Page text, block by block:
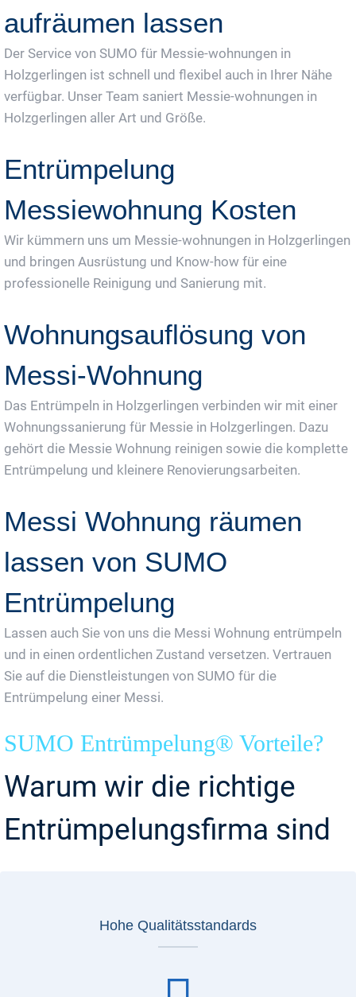
aufräumen lassen
Der Service von SUMO für Messie-wohnungen in
Holzgerlingen ist schnell und flexibel auch in Ihrer Nähe
verfügbar. Unser Team saniert Messie-wohnungen in
Holzgerlingen aller Art und Größe.
Entrümpelung
Messiewohnung Kosten
Wir kümmern uns um Messie-wohnungen in Holzgerlingen
und bringen Ausrüstung und Know-how für eine
professionelle Reinigung und Sanierung mit.
Wohnungsauflösung von
Messi-Wohnung
Das Entrümpeln in Holzgerlingen verbinden wir mit einer
Wohnungssanierung für Messie in Holzgerlingen. Dazu
gehört die Messie Wohnung reinigen sowie die komplette
Entrümpelung und kleinere Renovierungsarbeiten.
Messi Wohnung räumen
lassen von SUMO
Entrümpelung
Lassen auch Sie von uns die Messi Wohnung entrümpeln
und in einen ordentlichen Zustand versetzen. Vertrauen
Sie auf die Dienstleistungen von SUMO für die
Entrümpelung einer Messi.
SUMO Entrümpelung® Vorteile?
Warum wir die richtige
Entrümpelungsfirma sind
Hohe Qualitätsstandards